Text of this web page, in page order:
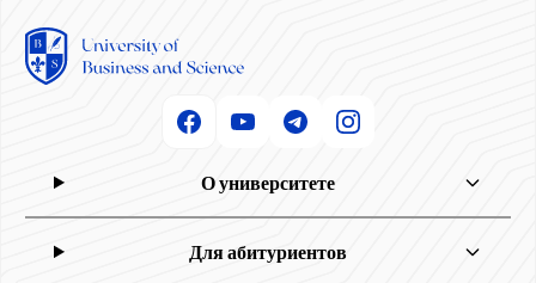
О университете
Для абитуриентов